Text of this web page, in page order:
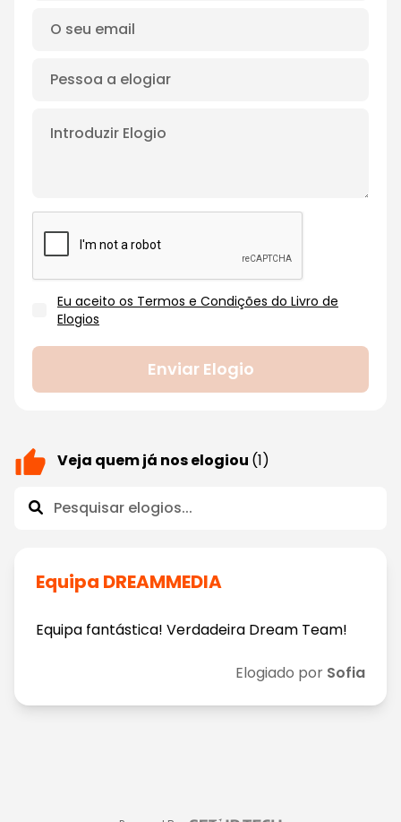
Veja quem já nos elogiou (1)
Equipa DREAMMEDIA
Equipa fantástica! Verdadeira Dream Team!
Elogiado por Sofia
Eu aceito os Termos e Condições do Livro de
Elogios
Enviar Elogio